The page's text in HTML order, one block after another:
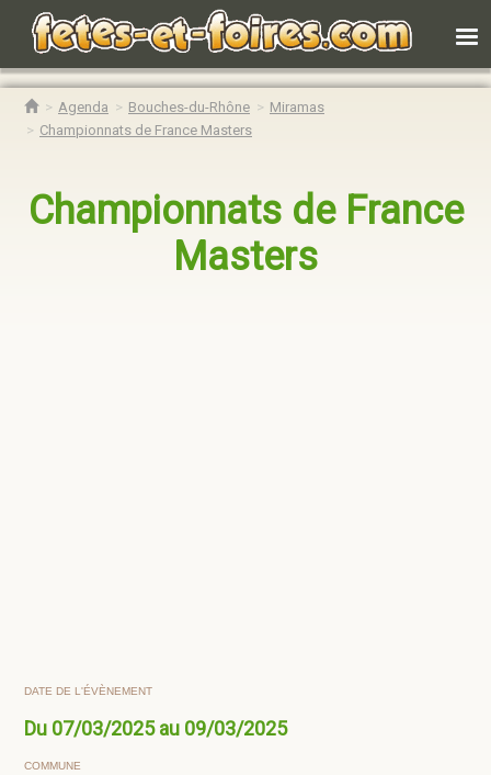
Agenda Bouches-du-Rhône
Miramas
Championnats de France Masters
Championnats de France
Masters
DATE DE L'ÉVÈNEMENT
Du 07/03/2025 au 09/03/2025
COMMUNE